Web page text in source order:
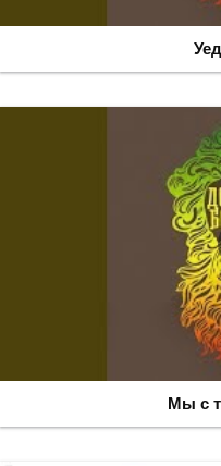
Мы с